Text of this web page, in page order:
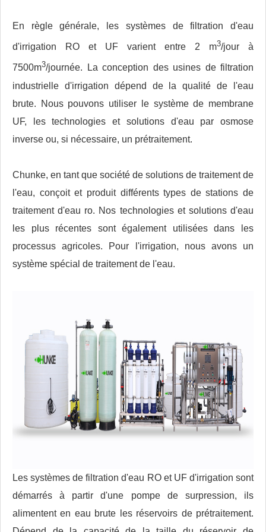
En règle générale, les systèmes de filtration d'eau
d'irrigation RO et UF varient entre 2 m3/jour à
7500m3/journée. La conception des usines de filtration
industrielle d'irrigation dépend de la qualité de l'eau
brute. Nous pouvons utiliser le système de membrane
UF, les technologies et solutions d'eau par osmose
inverse ou, si nécessaire, un prétraitement.
Chunke, en tant que société de solutions de traitement de
l'eau, conçoit et produit différents types de stations de
traitement d'eau ro. Nos technologies et solutions d'eau
les plus récentes sont également utilisées dans les
processus agricoles. Pour l'irrigation, nous avons un
système spécial de traitement de l'eau.
Les systèmes de filtration d'eau RO et UF d'irrigation sont
démarrés à partir d'une pompe de surpression, ils
alimentent en eau brute les réservoirs de prétraitement.